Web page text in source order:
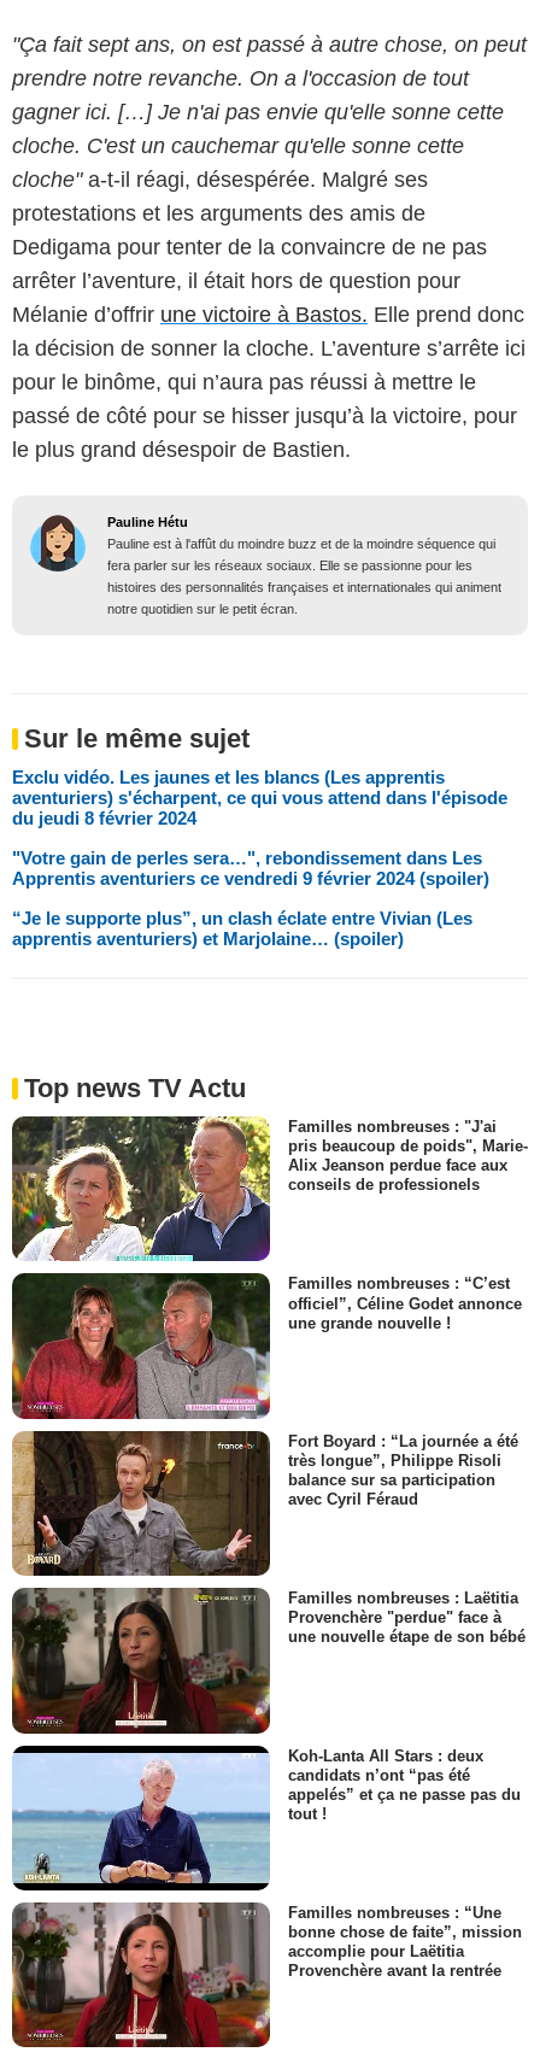
"Ça fait sept ans, on est passé à autre chose, on peut
prendre notre revanche. On a l'occasion de tout
gagner ici. […] Je n'ai pas envie qu'elle sonne cette
cloche. C'est un cauchemar qu'elle sonne cette
cloche" a-t-il réagi, désespérée. Malgré ses
protestations et les arguments des amis de
Dedigama pour tenter de la convaincre de ne pas
arrêter l’aventure, il était hors de question pour
Mélanie d’offrir une victoire à Bastos. Elle prend donc
la décision de sonner la cloche. L’aventure s’arrête ici
pour le binôme, qui n’aura pas réussi à mettre le
passé de côté pour se hisser jusqu’à la victoire, pour
le plus grand désespoir de Bastien.
Pauline Hétu
Pauline est à l'affût du moindre buzz et de la moindre séquence qui
fera parler sur les réseaux sociaux. Elle se passionne pour les
histoires des personnalités françaises et internationales qui animent
notre quotidien sur le petit écran.
Sur le même sujet
Exclu vidéo. Les jaunes et les blancs (Les apprentis
aventuriers) s'écharpent, ce qui vous attend dans l'épisode
du jeudi 8 février 2024
"Votre gain de perles sera…", rebondissement dans Les
Apprentis aventuriers ce vendredi 9 février 2024 (spoiler)
“Je le supporte plus”, un clash éclate entre Vivian (Les
apprentis aventuriers) et Marjolaine… (spoiler)
Top news TV Actu
Familles nombreuses : "J'ai
pris beaucoup de poids", Marie-
Alix Jeanson perdue face aux
conseils de professionels
Familles nombreuses : “C’est
officiel”, Céline Godet annonce
une grande nouvelle !
Fort Boyard : “La journée a été
très longue”, Philippe Risoli
balance sur sa participation
avec Cyril Féraud
Familles nombreuses : Laëtitia
Provenchère "perdue" face à
une nouvelle étape de son bébé
Koh-Lanta All Stars : deux
candidats n’ont “pas été
appelés” et ça ne passe pas du
tout !
Familles nombreuses : “Une
bonne chose de faite”, mission
accomplie pour Laëtitia
Provenchère avant la rentrée